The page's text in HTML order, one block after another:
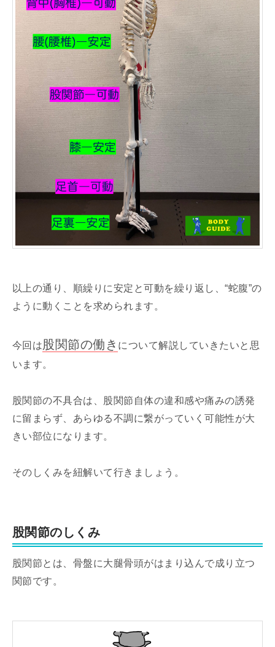
以上の通り、順繰りに安定と可動を繰り返し、“蛇腹”の
ように動くことを求められます。
今回は股関節の働き について解説していきたいと思
います。
股関節の不具合は、股関節自体の違和感や痛みの誘発
に留まらず、あらゆる不調に繋がっていく可能性が大
きい部位になります。
そのしくみを紐解いて行きましょう。
股関節のしくみ
股関節とは、骨盤に大腿骨頭がはまり込んで成り立つ
関節です。